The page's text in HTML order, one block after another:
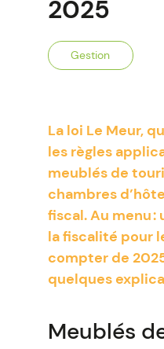
2025
Gestion
La loi Le Meur,
les règles
meublés de
chambres
fiscal. Au menu
la fiscalité pour
compter de
quelques
Meublés